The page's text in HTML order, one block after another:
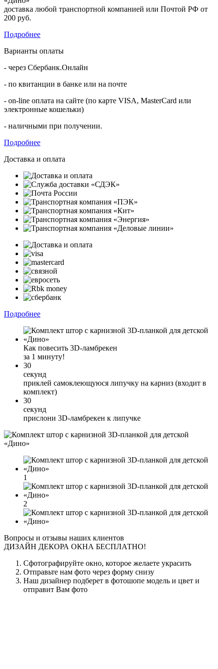
доставка любой транспортной компанией или Почтой РФ от
200 руб.
Подробнее
Варианты оплаты
- через Сбербанк.Онлайн
- по квитанции в банке или на почте
- on-line оплата на сайте (по карте VISA, MasterCard или
электронные кошельки)
- наличными при получении.
Подробнее
Доставка и оплата
Подробнее
Как повесить 3D-ламбрекен
за 1 минуту!
30
секунд
приклей самоклеющуюся липучку на карниз (входит в
комплект)
30
секунд
прислони 3D-ламбрекен к липучке
1
2
Вопросы и отзывы наших клиентов
ДИЗАЙН ДЕКОРА ОКНА БЕСПЛАТНО!
Сфотографируйте окно, которое желаете украсить
Отправьте нам фото через форму снизу
Наш дизайнер подберет в фотошопе модель и цвет и
отправит Вам фото